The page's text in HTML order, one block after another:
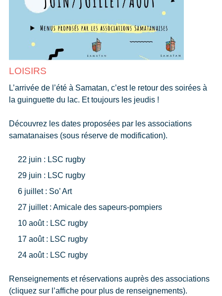
LOISIRS
L’arrivée de l’été à Samatan, c’est le retour des soirées à
la guinguette du lac. Et toujours les jeudis !
Découvrez les dates proposées par les associations
samatanaises (sous réserve de modification).
22 juin : LSC rugby
29 juin : LSC rugby
6 juillet : So’ Art
27 juillet : Amicale des sapeurs-pompiers
10 août : LSC rugby
17 août : LSC rugby
24 août : LSC rugby
Renseignements et réservations auprès des associations
(cliquez sur l’affiche pour plus de renseignements).